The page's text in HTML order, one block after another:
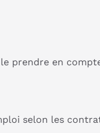
prendre en
selon les